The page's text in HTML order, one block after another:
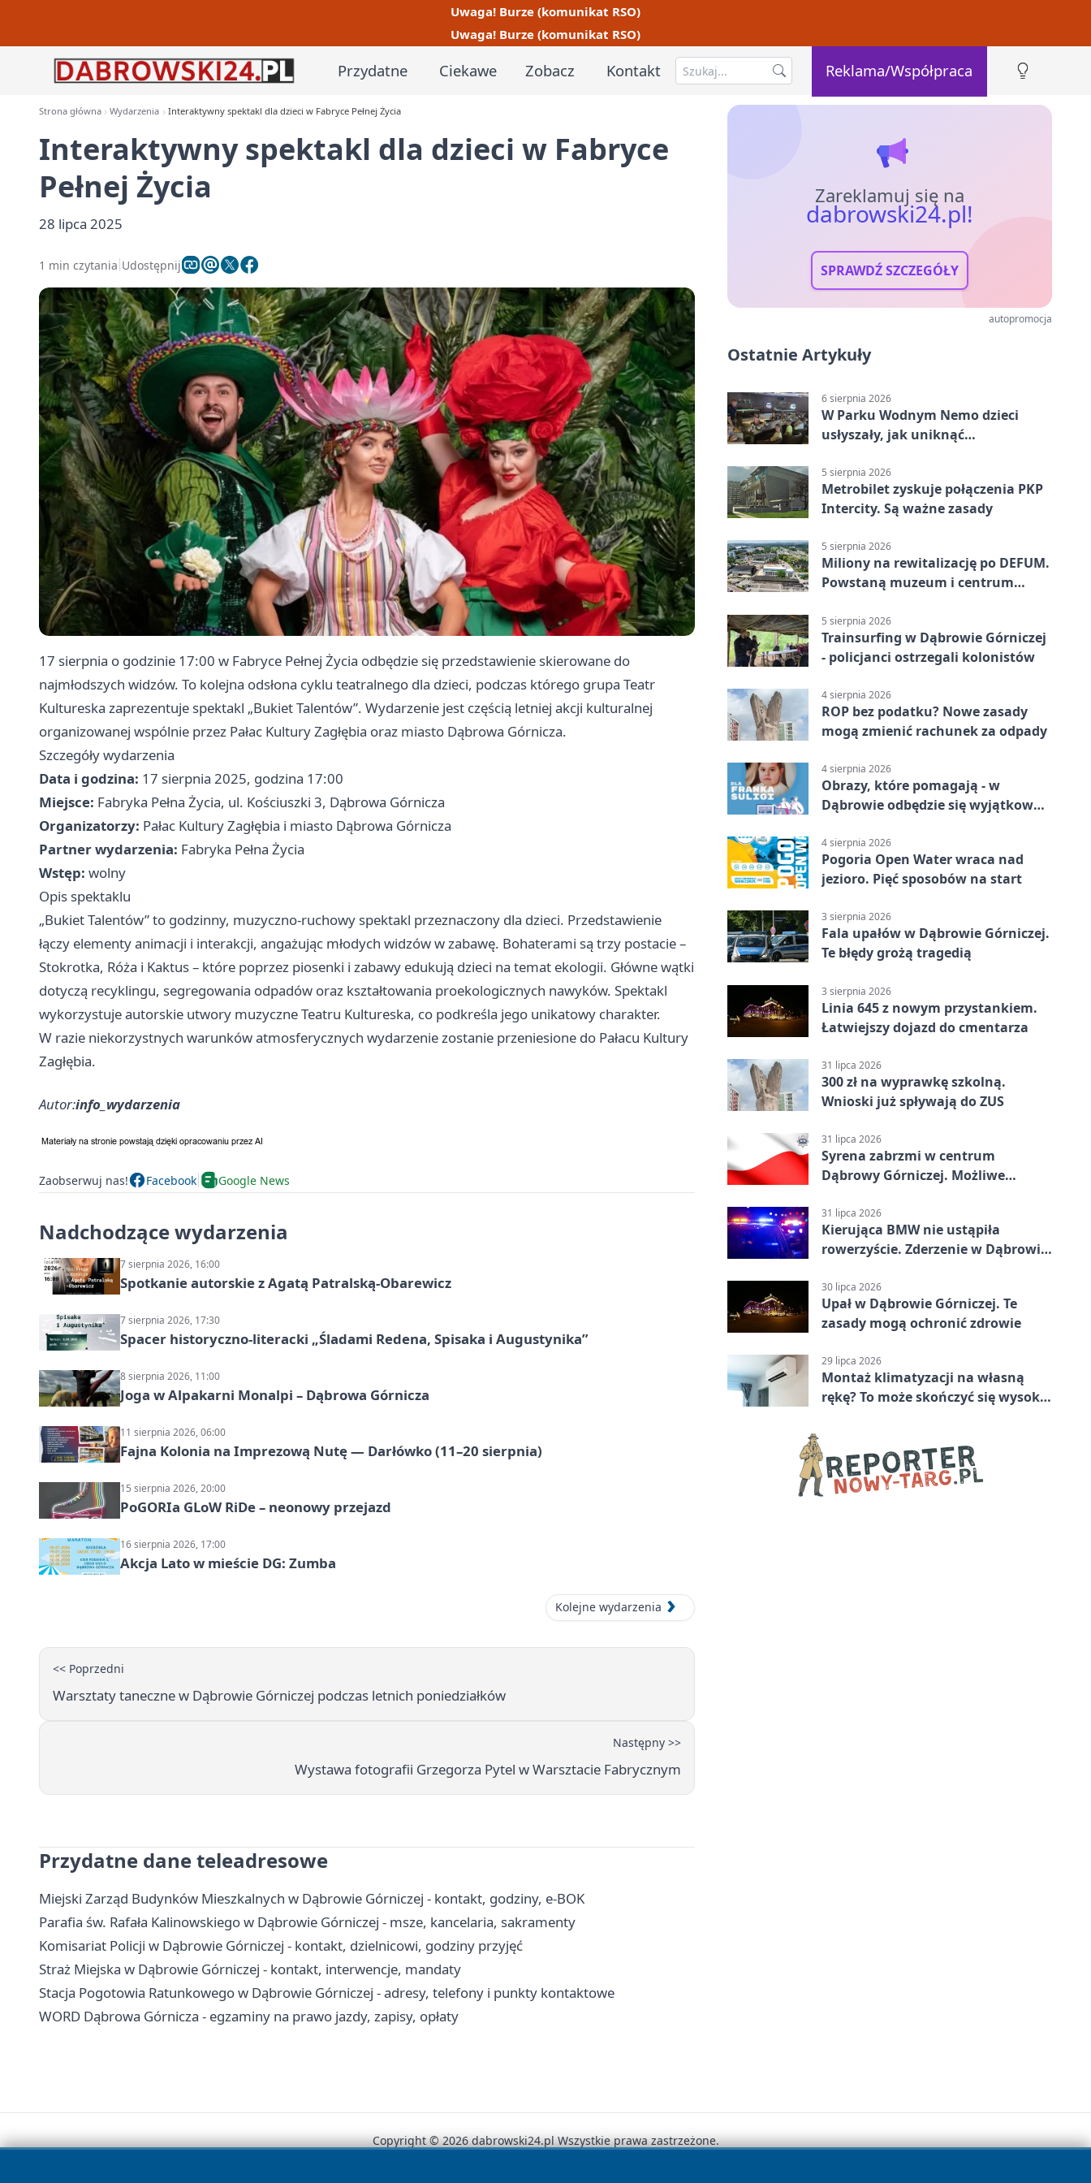
Uwaga! Burze (komunikat RSO)
Uwaga! Burze (komunikat RSO)
Przydatne Ciekawe Zobacz Kontakt Reklama/Współpraca
Strona główna Wydarzenia Interaktywny spektakl dla dzieci w Fabryce Pełnej Życia
Interaktywny spektakl dla dzieci w Fabryce
Pełnej Życia
28 lipca 2025
1 min czytania Udostępnij
17 sierpnia o godzinie 17:00 w Fabryce Pełnej Życia odbędzie się przedstawienie skierowane do
najmłodszych widzów. To kolejna odsłona cyklu teatralnego dla dzieci, podczas którego grupa Teatr
Kultureska zaprezentuje spektakl „Bukiet Talentów”. Wydarzenie jest częścią letniej akcji kulturalnej
organizowanej wspólnie przez Pałac Kultury Zagłębia oraz miasto Dąbrowa Górnicza.
Szczegóły wydarzenia
Data i godzina: 17 sierpnia 2025, godzina 17:00
Miejsce: Fabryka Pełna Życia, ul. Kościuszki 3, Dąbrowa Górnicza
Organizatorzy: Pałac Kultury Zagłębia i miasto Dąbrowa Górnicza
Partner wydarzenia: Fabryka Pełna Życia
Wstęp: wolny
Opis spektaklu
„Bukiet Talentów” to godzinny, muzyczno-ruchowy spektakl przeznaczony dla dzieci. Przedstawienie
łączy elementy animacji i interakcji, angażując młodych widzów w zabawę. Bohaterami są trzy postacie –
Stokrotka, Róża i Kaktus – które poprzez piosenki i zabawy edukują dzieci na temat ekologii. Główne wątki
dotyczą recyklingu, segregowania odpadów oraz kształtowania proekologicznych nawyków. Spektakl
wykorzystuje autorskie utwory muzyczne Teatru Kultureska, co podkreśla jego unikatowy charakter.
W razie niekorzystnych warunków atmosferycznych wydarzenie zostanie przeniesione do Pałacu Kultury
Zagłębia.
Autor:info_wydarzenia
Zaobserwuj nas! Facebook Google News
Nadchodzące wydarzenia
7 sierpnia 2026, 16:00
Spotkanie autorskie z Agatą Patralską-Obarewicz
7 sierpnia 2026, 17:30
Spacer historyczno-literacki „Śladami Redena, Spisaka i Augustynika”
8 sierpnia 2026, 11:00
Joga w Alpakarni Monalpi – Dąbrowa Górnicza
11 sierpnia 2026, 06:00
Fajna Kolonia na Imprezową Nutę — Darłówko (11–20 sierpnia)
15 sierpnia 2026, 20:00
PoGORIa GLoW RiDe – neonowy przejazd
16 sierpnia 2026, 17:00
Akcja Lato w mieście DG: Zumba
Kolejne wydarzenia
<< Poprzedni
Warsztaty taneczne w Dąbrowie Górniczej podczas letnich poniedziałków
Następny >>
Wystawa fotografii Grzegorza Pytel w Warsztacie Fabrycznym
Przydatne dane teleadresowe
Miejski Zarząd Budynków Mieszkalnych w Dąbrowie Górniczej - kontakt, godziny, e-BOK
Parafia św. Rafała Kalinowskiego w Dąbrowie Górniczej - msze, kancelaria, sakramenty
Komisariat Policji w Dąbrowie Górniczej - kontakt, dzielnicowi, godziny przyjęć
Straż Miejska w Dąbrowie Górniczej - kontakt, interwencje, mandaty
Stacja Pogotowia Ratunkowego w Dąbrowie Górniczej - adresy, telefony i punkty kontaktowe
WORD Dąbrowa Górnicza - egzaminy na prawo jazdy, zapisy, opłaty
Zareklamuj się na
dabrowski24.pl!
SPRAWDŹ SZCZEGÓŁY
autopromocja
Ostatnie Artykuły
6 sierpnia 2026
W Parku Wodnym Nemo dzieci
usłyszały, jak uniknąć
5 sierpnia 2026
Metrobilet zyskuje połączenia PKP
Intercity. Są ważne zasady
5 sierpnia 2026
Miliony na rewitalizację po DEFUM.
Powstaną muzeum i centrum
5 sierpnia 2026
Trainsurfing w Dąbrowie Górniczej
- policjanci ostrzegali kolonistów
4 sierpnia 2026
ROP bez podatku? Nowe zasady
mogą zmienić rachunek za odpady
4 sierpnia 2026
Obrazy, które pomagają - w
Dąbrowie odbędzie się wyjątkowa
4 sierpnia 2026
Pogoria Open Water wraca nad
jezioro. Pięć sposobów na start
3 sierpnia 2026
Fala upałów w Dąbrowie Górniczej.
Te błędy grożą tragedią
3 sierpnia 2026
Linia 645 z nowym przystankiem.
Łatwiejszy dojazd do cmentarza
31 lipca 2026
300 zł na wyprawkę szkolną.
Wnioski już spływają do ZUS
31 lipca 2026
Syrena zabrzmi w centrum
Dąbrowy Górniczej. Możliwe
31 lipca 2026
Kierująca BMW nie ustąpiła
rowerzyście. Zderzenie w Dąbrowie
30 lipca 2026
Upał w Dąbrowie Górniczej. Te
zasady mogą ochronić zdrowie
29 lipca 2026
Montaż klimatyzacji na własną
rękę? To może skończyć się wysoką
Copyright © 2026 dabrowski24.pl Wszystkie prawa zastrzeżone.